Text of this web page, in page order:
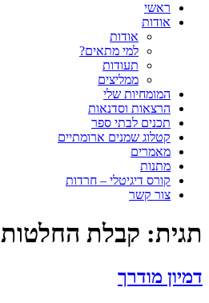
ראשי
אודות
אודות
למי מתאים?
תעודות
ממליצים
המומחיות שלי
הרצאות וסדנאות
תכנים לבתי ספר
קטלוג שמנים ארומתיים
מאמרים
מתנות
קורס דיגיטלי – חרדות
צור קשר
תגית: קבלת החלטות
דמיון מודרך